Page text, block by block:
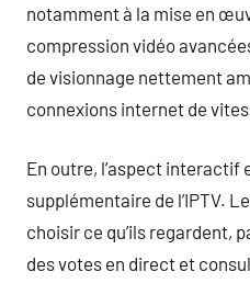
notamment à la mise en
compression vidéo
de visionnage nettement
connexions internet de
En outre, l’aspect interactif
supplémentaire de l’IPTV.
choisir ce qu’ils regardent,
des votes en direct et